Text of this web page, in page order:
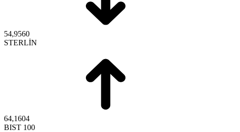
54,9560
STERLİN
64,1604
BIST 100